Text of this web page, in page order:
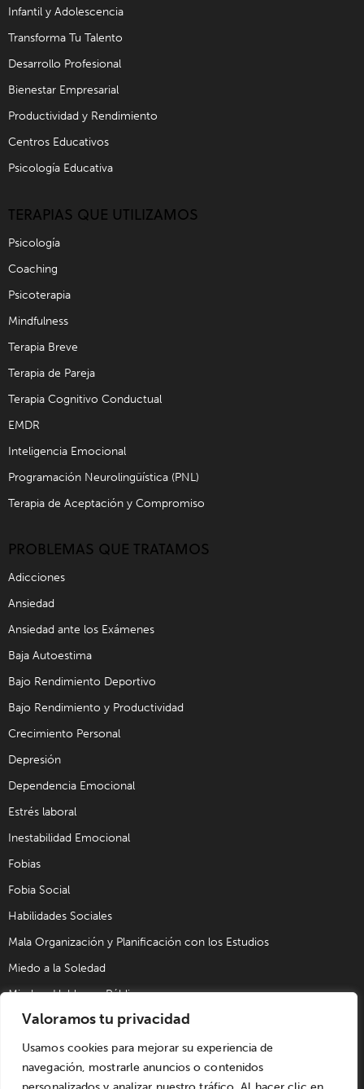
Valoramos tu privacidad
Usamos cookies para mejorar su experiencia de
navegación, mostrarle anuncios o contenidos
Infantil y Adolescencia
Transforma Tu Talento
Desarrollo Profesional
Bienestar Empresarial
Productividad y Rendimiento
Centros Educativos
Psicología Educativa
TERAPIAS QUE UTILIZAMOS
Psicología
Coaching
Psicoterapia
Mindfulness
Terapia Breve
Terapia de Pareja
Terapia Cognitivo Conductual
EMDR
Inteligencia Emocional
Programación Neurolingüística (PNL)
Terapia de Aceptación y Compromiso
PROBLEMAS QUE TRATAMOS
Adicciones
Ansiedad
Ansiedad ante los Exámenes
Baja Autoestima
Bajo Rendimiento Deportivo
Bajo Rendimiento y Productividad
Crecimiento Personal
Depresión
Dependencia Emocional
Estrés laboral
Inestabilidad Emocional
Fobias
Fobia Social
Habilidades Sociales
Mala Organización y Planificación con los Estudios
Miedo a la Soledad
Miedo a Hablar en Público
Problemas de Pareja
Problemas Sexuales
Trastorno Obsesivo Compulsivo (TOC)